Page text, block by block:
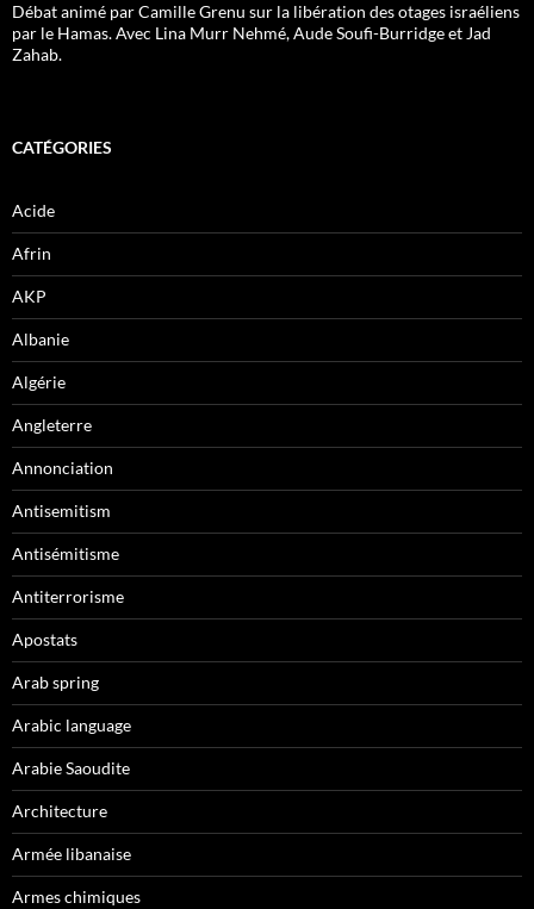
Débat animé par Camille Grenu sur la libération des otages israéliens
par le Hamas. Avec Lina Murr Nehmé, Aude Soufi-Burridge et Jad
Zahab.
CATÉGORIES
Acide
Afrin
AKP
Albanie
Algérie
Angleterre
Annonciation
Antisemitism
Antisémitisme
Antiterrorisme
Apostats
Arab spring
Arabic language
Arabie Saoudite
Architecture
Armée libanaise
Armes chimiques